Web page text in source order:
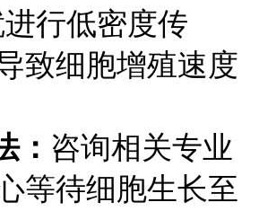
行低密度传
致细胞增殖速度
： 咨询相关专业
等待细胞生长至